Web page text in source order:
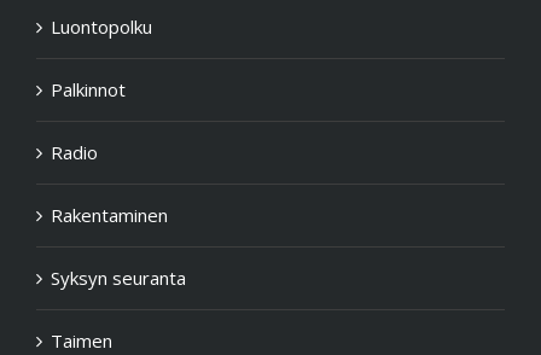
Luontopolku
Palkinnot
Radio
Rakentaminen
Syksyn seuranta
Taimen